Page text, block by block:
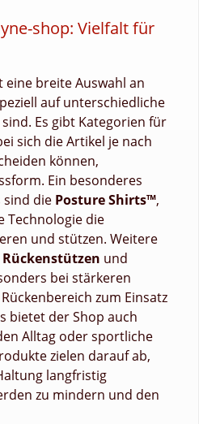
shop: Vielfalt für
breite Auswahl an
auf unterschiedliche
Es gibt Kategorien für
sich die Artikel je nach
können,
Ein besonderes
sind die Posture Shirts™,
Technologie die
und stützen. Weitere
Rückenstützen und
bei stärkeren
zum Einsatz
bietet der Shop auch
Alltag oder sportliche
zielen darauf ab,
langfristig
zu mindern und den